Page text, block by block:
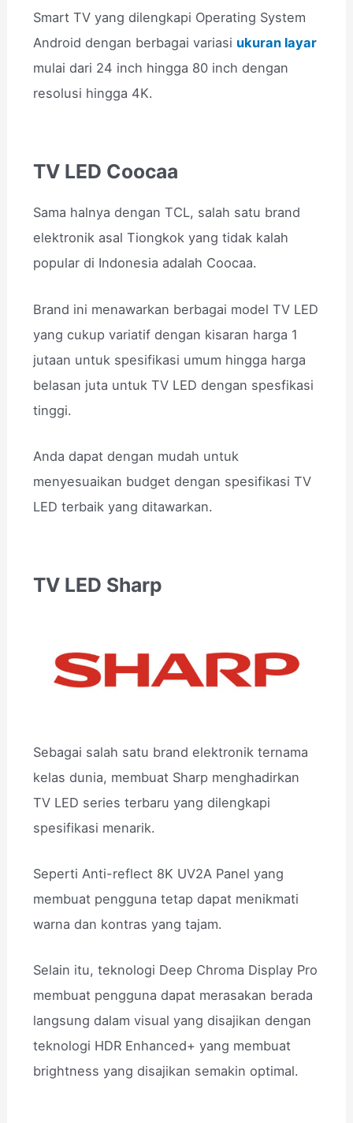
Smart TV yang dilengkapi Operating System
Android dengan berbagai variasi ukuran layar
mulai dari 24 inch hingga 80 inch dengan
resolusi hingga 4K.
TV LED Coocaa
Sama halnya dengan TCL, salah satu brand
elektronik asal Tiongkok yang tidak kalah
popular di Indonesia adalah Coocaa.
Brand ini menawarkan berbagai model TV LED
yang cukup variatif dengan kisaran harga 1
jutaan untuk spesifikasi umum hingga harga
belasan juta untuk TV LED dengan spesfikasi
tinggi.
Anda dapat dengan mudah untuk
menyesuaikan budget dengan spesifikasi TV
LED terbaik yang ditawarkan.
TV LED Sharp
Sebagai salah satu brand elektronik ternama
kelas dunia, membuat Sharp menghadirkan
TV LED series terbaru yang dilengkapi
spesifikasi menarik.
Seperti Anti-reflect 8K UV2A Panel yang
membuat pengguna tetap dapat menikmati
warna dan kontras yang tajam.
Selain itu, teknologi Deep Chroma Display Pro
membuat pengguna dapat merasakan berada
langsung dalam visual yang disajikan dengan
teknologi HDR Enhanced+ yang membuat
brightness yang disajikan semakin optimal.